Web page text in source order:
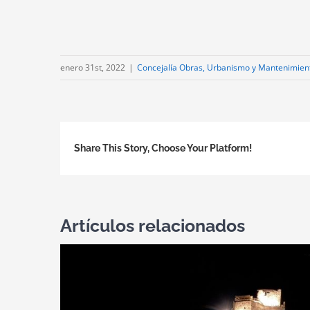
enero 31st, 2022 | Concejalía Obras, Urbanismo y
Share This Story, Choose Your Platform!
Artículos relacionados